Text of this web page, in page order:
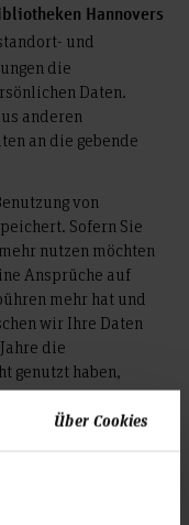
Über Cookies
Hannovers
und
die
Daten.
anderen
an die gebende
von
Sofern Sie
nutzen möchten
Ansprüche auf
mehr hat und
wir Ihre Daten
die
genutzt haben,
der